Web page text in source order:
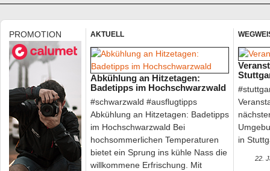
Märchenhafte Erlebnisse für die ganze Familie:
Blühenden Barock
#Blüba #Märchen Rapunzel-Zöpfe, spannende Rätsel,
PROMOTION AKTUELL
Abkühlung an Hitzetagen:
Badetipps im Hochschwarzwald
#schwarzwald #ausflugtipps
Abkühlung an Hitzetagen: Badetipps
im Hochschwarzwald Bei
hochsommerlichen Temperaturen
bietet ein Sprung ins kühle Nass die
willkommene Erfrischung. Mit
in
22.